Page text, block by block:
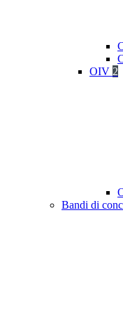
OIV 2
Bandi di